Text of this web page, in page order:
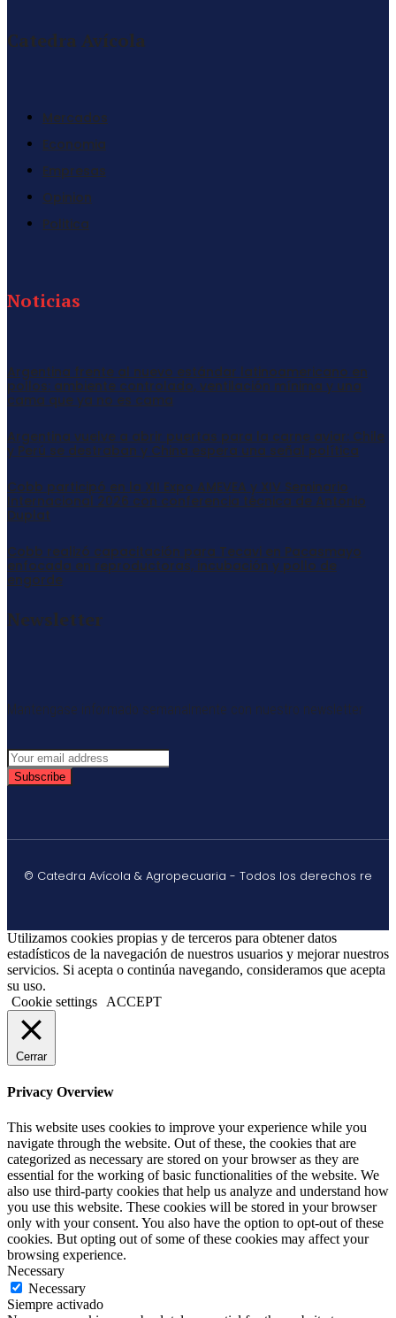
Catedra Avícola
Mercados
Economia
Empresas
Opinion
Politica
Noticias
Argentina frente al nuevo estándar latinoamericano en
pollos: ambiente controlado, ventilación mínima y una
cama que ya no es cama
Argentina vuelve a abrir puertas para la carne aviar: Chile
y Perú se destraban y China espera una señal política
Cobb participó en la XII Expo AMEVEA y XIV Seminario
Internacional 2026 con conferencia técnica de Antonio
Duplat
Cobb realizó capacitación para Tecavi en Pacasmayo
enfocada en reproductoras, incubación y pollo de
engorde
Newsletter
Mantengase informado semanalmente con nuestro newsletter
Subscribe
© Catedra Avícola & Agropecuaria - Todos los derechos re
Utilizamos cookies propias y de terceros para obtener datos
estadísticos de la navegación de nuestros usuarios y mejorar nuestros
servicios. Si acepta o continúa navegando, consideramos que acepta
su uso.
Cookie settings
ACCEPT
Cerrar
Privacy Overview
This website uses cookies to improve your experience while you
navigate through the website. Out of these, the cookies that are
categorized as necessary are stored on your browser as they are
essential for the working of basic functionalities of the website. We
also use third-party cookies that help us analyze and understand how
you use this website. These cookies will be stored in your browser
only with your consent. You also have the option to opt-out of these
cookies. But opting out of some of these cookies may affect your
browsing experience.
Necessary
Necessary
Siempre activado